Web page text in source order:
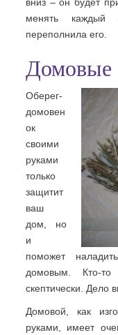
менять каждый
переполнила его.
Домовые
Оберег-
домовен
ок
своими
руками
только
защитит
ваш
дом, но
и
поможет
домовым. Кто-
скептически. Дело
Домовой, как
руками, имеет